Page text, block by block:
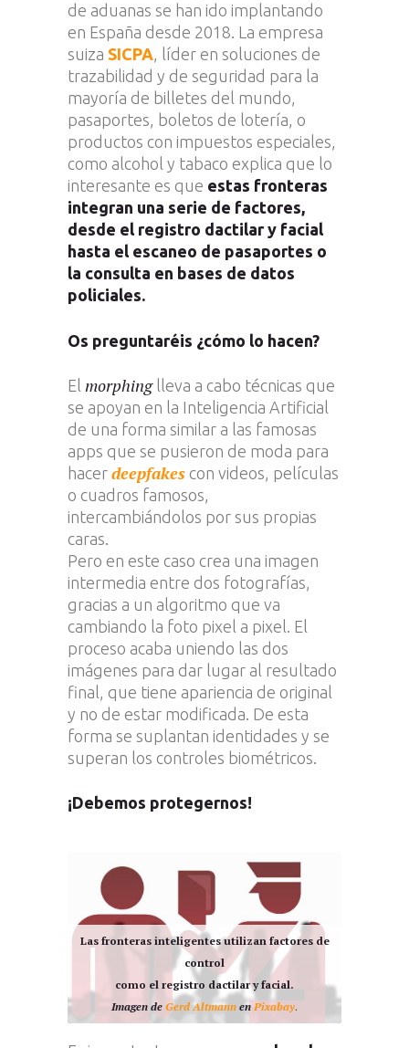
de aduanas se han ido implantando
en España desde 2018. La empresa
suiza SICPA, líder en soluciones de
trazabilidad y de seguridad para la
mayoría de billetes del mundo,
pasaportes, boletos de lotería, o
productos con impuestos especiales,
como alcohol y tabaco explica que lo
interesante es que estas fronteras
integran una serie de factores,
desde el registro dactilar y facial
hasta el escaneo de pasaportes o
la consulta en bases de datos
policiales.
Os preguntaréis ¿cómo lo hacen?
El morphinglleva a cabo técnicas que
se apoyan en la Inteligencia Artificial
de una forma similar a las famosas
apps que se pusieron de moda para
hacer deepfakes con videos, películas
o cuadros famosos,
intercambiándolos por sus propias
caras.
Pero en este caso crea una imagen
intermedia entre dos fotografías,
gracias a un algoritmo que va
cambiando la foto pixel a pixel. El
proceso acaba uniendo las dos
imágenes para dar lugar al resultado
final, que tiene apariencia de original
y no de estar modificada. De esta
forma se suplantan identidades y se
superan los controles biométricos.
¡Debemos protegernos!
Las fronteras inteligentes utilizan factores de
control
como el registro dactilar y facial.
Imagen de Gerd Altmann enPixabay.